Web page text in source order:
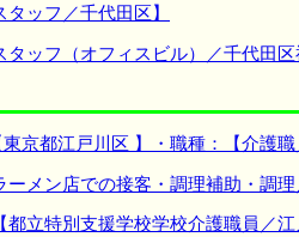
ッフ／千代田区】
ッフ（オフィスビル）／千代田
都江戸川区 】・職種：【介護
メン店での接客・調理補助・調
立特別支援学校学校介護職員／江